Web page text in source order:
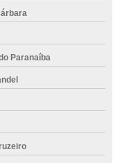
Paranaíba